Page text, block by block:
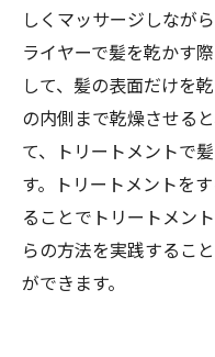
しくマッサージしなが
ライヤーで髪を乾かす
して、髪の表面だけを
の内側まで乾燥させる
て、トリートメントで
す。トリートメントを
ることでトリートメン
らの方法を実践するこ
ができます。